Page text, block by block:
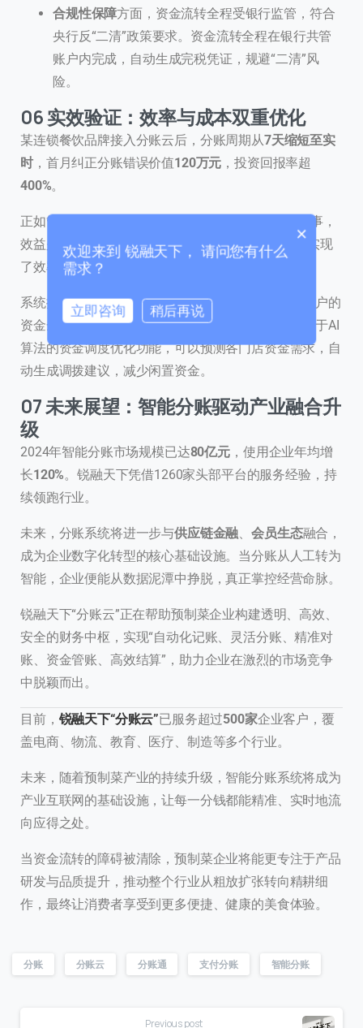
合规性保障方面，资金流转全程受银行监管，符合
央行反“二清”政策要求。资金流转全程在银行共管
账户内完成，自动生成完税凭证，规避“二清”风
险。
06 实效验证：效率与成本双重优化
某连锁餐饮品牌接入分账云后，分账周期从7天缩短至实
时，首月纠正分账错误价值120万元 ，投资回报率超
400%。
正如管理学大师彼得·德鲁克所言：“效率是正确地做事，
效益是做正确的事”。分账云通过自动化流程，同时实现
了效率与效益的提升。
系统提供资金全景视图，实时展现各门店、区域、账户的
资金余额、流入流出趋势，支持钻取至单笔交易。基于AI
算法的资金调度优化功能，可以预测各门店资金需求，自
动生成调拨建议，减少闲置资金。
07 未来展望：智能分账驱动产业融合升
级
2024年智能分账市场规模已达80亿元，使用企业年均增
长120%。锐融天下凭借1260家头部平台的服务经验，持
续领跑行业。
未来，分账系统将进一步与供应链金融、会员生态融合，
成为企业数字化转型的核心基础设施。当分账从人工转为
智能，企业便能从数据泥潭中挣脱，真正掌控经营命脉。
锐融天下“分账云”正在帮助预制菜企业构建透明、高效、
安全的财务中枢，实现“自动化记账、灵活分账、精准对
账、资金管账、高效结算”，助力企业在激烈的市场竞争
中脱颖而出。
目前， 锐融天下“分账云”已服务超过500家企业客户，覆
盖电商、物流、教育、医疗、制造等多个行业。
未来，随着预制菜产业的持续升级，智能分账系统将成为
产业互联网的基础设施，让每一分钱都能精准、实时地流
向应得之处。
当资金流转的障碍被清除，预制菜企业将能更专注于产品
研发与品质提升，推动整个行业从粗放扩张转向精耕细
作，最终让消费者享受到更多便捷、健康的美食体验。
分账 分账云 分账通 支付分账 智能分账
Previous post
联系我们
我们的团队会尽快回复。
China
+86
+86
0 / 180
首次进入页面
我们通常的回复时间：30 分钟内
×
欢迎来到 锐融天下， 请问您有什么
需求？
立即咨询 稍后再说